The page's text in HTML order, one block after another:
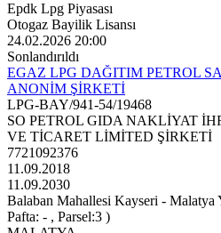
Epdk Lpg Piyasası
Otogaz Bayilik Lisansı
24.02.2026 20:00
Sonlandırıldı
EGAZ LPG DAĞITIM PETROL
ANONİM ŞİRKETİ
LPG-BAY/941-54/19468
SO PETROL GIDA NAKLİYAT
VE TİCARET LİMİTED ŞİRKETİ
7721092376
11.09.2018
11.09.2030
Balaban Mahallesi Kayseri - Malatya
Pafta: - , Parsel:3 )